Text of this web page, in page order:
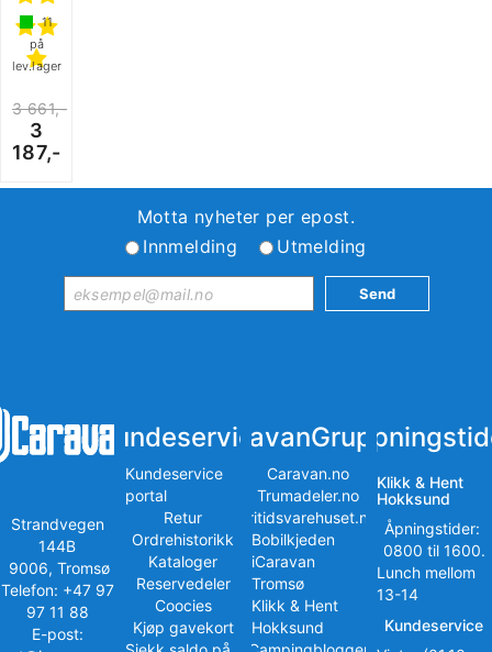
11
på
lev.lager
3 661,-
3
187,-
Motta nyheter per epost.
Innmelding
Utmelding
Strandvegen
144B
9006, Tromsø
Telefon: +47 97
97 11 88
E-post:
Kundeservice
Kundeservice
portal
Retur
Ordrehistorikk
Kataloger
Reservedeler
Coocies
Kjøp gavekort
iCaravanGruppen
Caravan.no
Trumadeler.no
Fritidsvarehuset.no
Bobilkjeden
iCaravan
Tromsø
Klikk & Hent
Hokksund
Klikk & Hent
Hokksund
Åpningstider:
0800 til 1600.
Lunch mellom
13-14
Kundeservice